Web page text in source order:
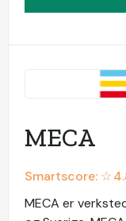
MECA
Smartscore: ☆
MECA er